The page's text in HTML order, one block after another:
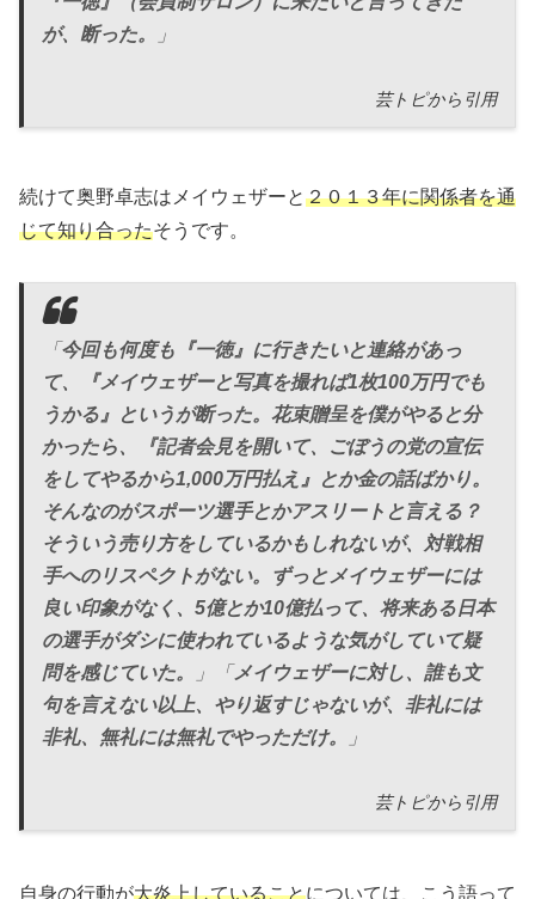
が、断った。
」
芸トピから引用
続けて奥野卓志はメイウェザーと２０１３年に関係者を通
じて知り合ったそうです。
「 今回も何度も『一徳』に行きたいと連絡があっ
て、『メイウェザーと写真を撮れば1枚100万円でも
うかる』というが断った。花束贈呈を僕がやると分
かったら、『記者会見を開いて、ごぼうの党の宣伝
をしてやるから1,000万円払え』とか金の話ばかり。
そんなのがスポーツ選手とかアスリートと言える？
そういう売り方をしているかもしれないが、対戦相
手へのリスペクトがない。ずっとメイウェザーには
良い印象がなく、5億とか10億払って、将来ある日本
の選手がダシに使われているような気がしていて疑
問を感じていた。
」「 メイウェザーに対し、誰も文
句を言えない以上、やり返すじゃないが、非礼には
非礼、無礼には無礼でやっただけ。
」
芸トピから引用
自身の行動が大炎上していることについては、こう語って